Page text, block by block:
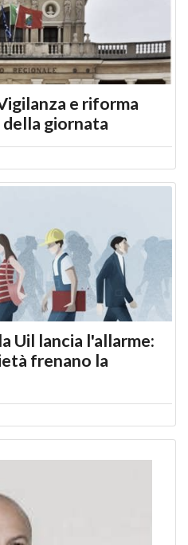
e riforma
giornata
Uil lancia l'allarme:
frenano la